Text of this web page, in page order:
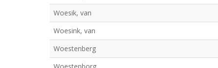
Woesik, van
Woesink, van
Woestenberg